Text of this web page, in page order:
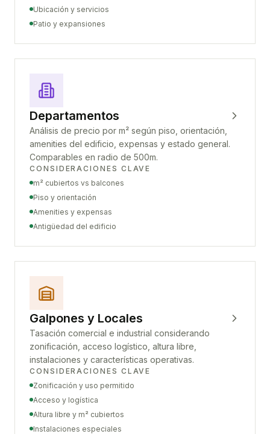
Ubicación y servicios
Patio y expansiones
Departamentos
Análisis de precio por m² según piso, orientación,
amenities del edificio, expensas y estado general.
Comparables en radio de 500m.
CONSIDERACIONES CLAVE
m² cubiertos vs balcones
Piso y orientación
Amenities y expensas
Antigüedad del edificio
Galpones y Locales
Tasación comercial e industrial considerando
zonificación, acceso logístico, altura libre,
instalaciones y características operativas.
CONSIDERACIONES CLAVE
Zonificación y uso permitido
Acceso y logística
Altura libre y m² cubiertos
Instalaciones especiales